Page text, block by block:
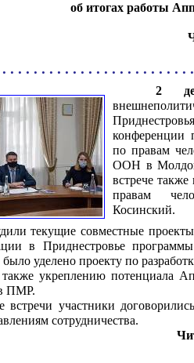
об итогах работы
. . . . . . . . . . . . . . . . . . . . . .
2
конференции
по правам
ООН в
встрече
правам
Косинский.
текущие совместные
в Приднестровье
уделено проекту по
укреплению потенциала
ПМР.
участники
сотрудничества.